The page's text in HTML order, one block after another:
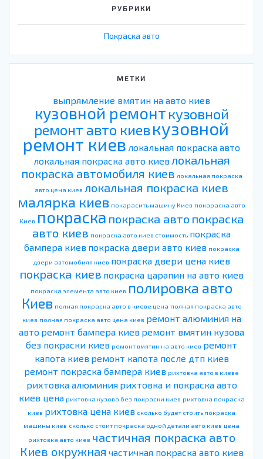
РУБРИКИ
Покраска авто
МЕТКИ
выпрямление вмятин на авто киев
кузовной ремонт кузовной
ремонт авто киев кузовной
ремонт киев локальная покраска авто
локальная покраска авто киев локальная
покраска автомобиля киев локальная покраска
авто цена киев локальная покраска киев
малярка киев покарасить машину Киев покараска авто
Киев покраска покраска авто покраска
авто киев покраска авто киев стоимость покраска
бампера киев покраска двери авто киев покраска
двери автомобиля киев покраска двери цена киев
покраска киев покраска царапин на авто киев
покраска элемента авто киев полировка авто
Киев полная покраска авто в киеве цена полная покраска авто
киев полная покраска авто цена киев ремонт алюминия на
авто ремонт бампера киев ремонт вмятин кузова
без покраски киев ремонт вмятин на авто киев ремонт
капота киев ремонт капота после дтп киев
ремонт покраска бампера киев рихтовка авто в киеве
рихтовка алюминия рихтовка и покраска авто
киев цена рихтовка кузова без покраски киев рихтовка покраска
киев рихтовка цена киев сколько будет стоить покраска
машины киев сколько стоит покраска одной детали авто киев цена
рихтовка авто киев частичная покраска авто
Киев окружная частичная покраска авто киев